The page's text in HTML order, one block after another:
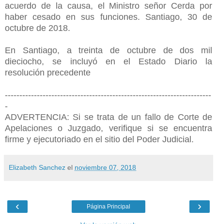
acuerdo de la causa, el Ministro señor Cerda por
haber cesado en sus funciones. Santiago, 30 de
octubre de 2018.
En Santiago, a treinta de octubre de dos mil
dieciocho, se incluyó en el Estado Diario la
resolución precedente
-----------------------------------------------------------------------
-
ADVERTENCIA: Si se trata de un fallo de Corte de
Apelaciones o Juzgado, verifique si se encuentra
firme y ejecutoriado en el sitio del Poder Judicial.
Elizabeth Sanchez el noviembre 07, 2018
‹ ›
Página Principal